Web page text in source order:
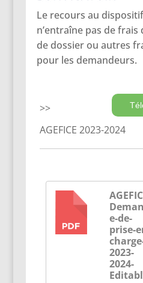
Le recours au dispositif
n’entraîne pas de
de dossier ou autres
pour les demandeurs.
AGEFICE 2023-2024
e-de-
prise-
2023-
2024-